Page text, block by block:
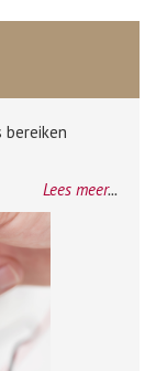
bereiken
Lees meer...